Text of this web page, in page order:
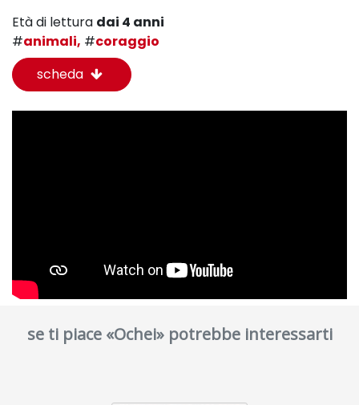
Età di lettura dai 4 anni
#animali, #coraggio
scheda
se ti piace «Ochei» potrebbe interessarti